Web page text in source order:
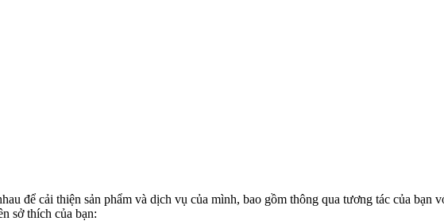
để cải thiện sản phẩm và dịch vụ của mình, bao gồm thông qua tương tác của
sở thích của bạn: